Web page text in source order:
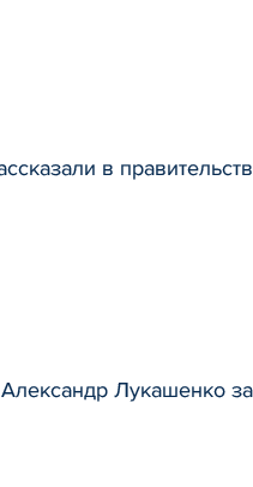
в
Лукашенко